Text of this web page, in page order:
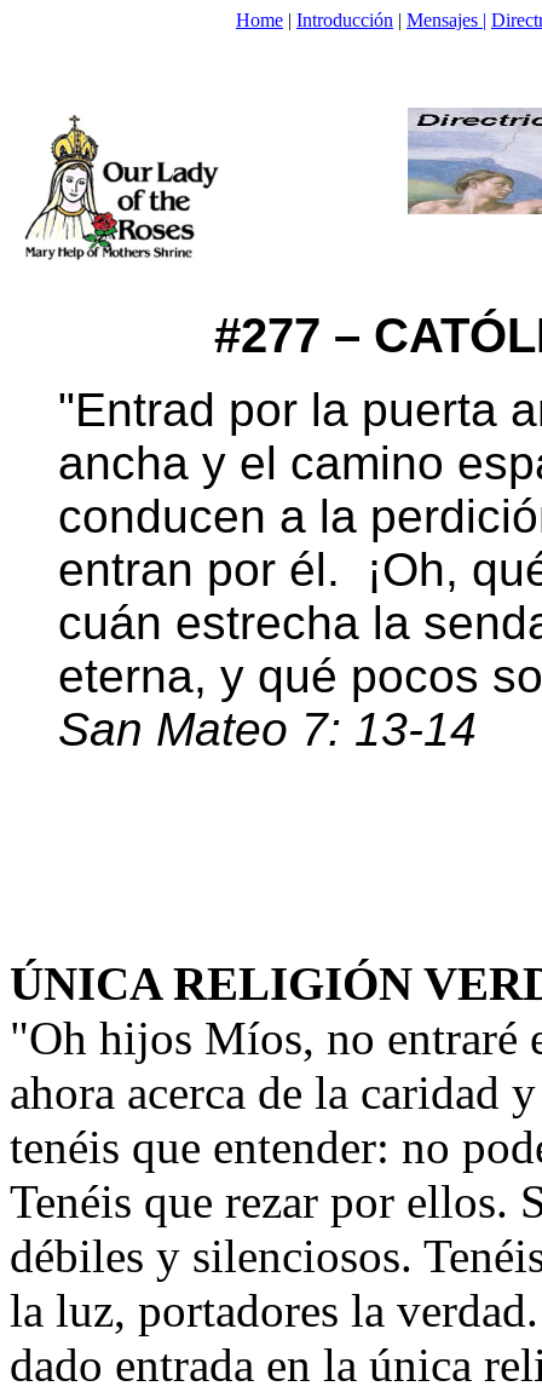
Home | Introducción | Mensajes |
#277 –
"Entrad por la puerta
ancha y el camino
conducen a la
entran por él. ¡Oh,
cuán estrecha la
eterna, y qué pocos
San Mateo 7: 13-14
ÚNICA RELIGIÓN
"Oh hijos Míos, no entraré
ahora acerca de la caridad
tenéis que entender: no
Tenéis que rezar por ellos.
débiles y silenciosos.
la luz, portadores la
dado entrada en la única